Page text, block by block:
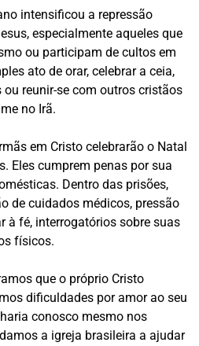
intensificou a repressão
especialmente aqueles que
ou participam de cultos em
ato de orar, celebrar a ceia,
reunir-se com outros cristãos
no Irã.
em Cristo celebrarão o Natal
Eles cumprem penas por sua
Dentro das prisões,
de cuidados médicos, pressão
à fé, interrogatórios sobre suas
físicos.
que o próprio Cristo
dificuldades por amor ao seu
conosco mesmo nos
a igreja brasileira a ajudar